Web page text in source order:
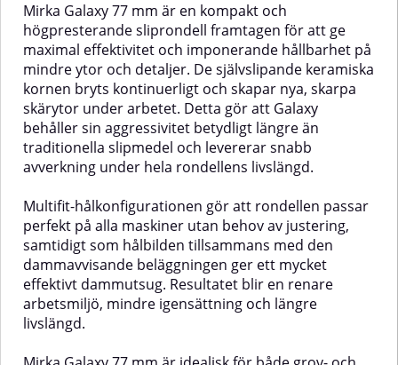
Mirka Galaxy 77 mm är en kompakt och
högpresterande sliprondell framtagen för att ge
maximal effektivitet och imponerande hållbarhet på
mindre ytor och detaljer. De självslipande keramiska
kornen bryts kontinuerligt och skapar nya, skarpa
skärytor under arbetet. Detta gör att Galaxy
behåller sin aggressivitet betydligt längre än
traditionella slipmedel och levererar snabb
avverkning under hela rondellens livslängd.
Multifit-hålkonfigurationen gör att rondellen passar
perfekt på alla maskiner utan behov av justering,
samtidigt som hålbilden tillsammans med den
dammavvisande beläggningen ger ett mycket
effektivt dammutsug. Resultatet blir en renare
arbetsmiljö, mindre igensättning och längre
livslängd.